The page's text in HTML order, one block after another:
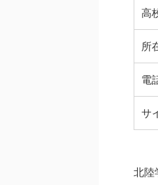
高
所
電
サ
北陸